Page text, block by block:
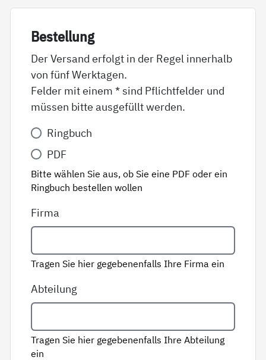
Be­stel­lung
Der Versand erfolgt in der Regel innerhalb
von fünf Werktagen.
Felder mit einem * sind Pflichtfelder und
müssen bitte ausgefüllt werden.
Variante*
Ringbuch
PDF
Bitte wählen Sie aus, ob Sie eine PDF oder ein
Ringbuch bestellen wollen
Firma
Tragen Sie hier gegebenenfalls Ihre Firma ein
Abteilung
Tragen Sie hier gegebenenfalls Ihre Abteilung
ein